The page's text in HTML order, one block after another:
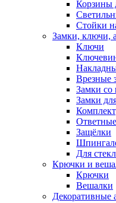
Корзины
Стойки
Замки, ключи,
Ключи
Врезные
Замки со
Замки
Защёлки
Для
Крючки и
Крючки
Вешалки
Декоративные